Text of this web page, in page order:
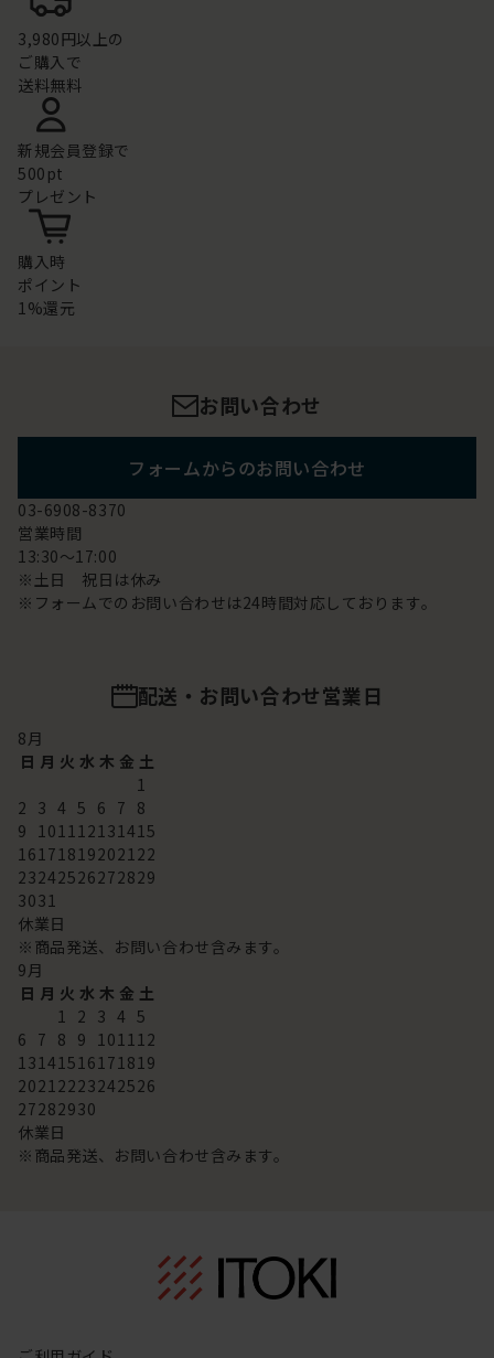
3,980円以上の
ご購入で
送料無料
新規会員登録で
500pt
プレゼント
購入時
ポイント
1%還元
お問い合わせ
フォームからのお問い合わせ
03-6908-8370
営業時間
13:30～17:00
※土日 祝日は休み
※フォームでのお問い合わせは24時間対応しております。
配送・お問い合わせ営業日
8月
日 月 火 水 木 金 土
1
2 3 4 5 6 7 8
9 101112131415
16171819202122
23242526272829
3031
休業日
※商品発送、お問い合わせ含みます。
9月
日 月 火 水 木 金 土
1 2 3 4 5
6 7 8 9 101112
13141516171819
20212223242526
27282930
休業日
※商品発送、お問い合わせ含みます。